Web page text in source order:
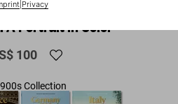
| Privacy
XL
A Portrait in Color
100
Collection